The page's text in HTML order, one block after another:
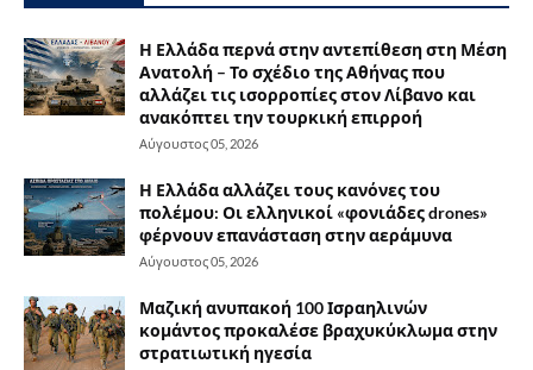
Η Ελλάδα περνά στην αντεπίθεση στη Μέση
Ανατολή – Το σχέδιο της Αθήνας που
αλλάζει τις ισορροπίες στον Λίβανο και
ανακόπτει την τουρκική επιρροή
Αύγουστος 05, 2026
Η Ελλάδα αλλάζει τους κανόνες του
πολέμου: Οι ελληνικοί «φονιάδες drones»
φέρνουν επανάσταση στην αεράμυνα
Αύγουστος 05, 2026
Μαζική ανυπακοή 100 Ισραηλινών
κομάντος προκαλέσε βραχυκύκλωμα στην
στρατιωτική ηγεσία